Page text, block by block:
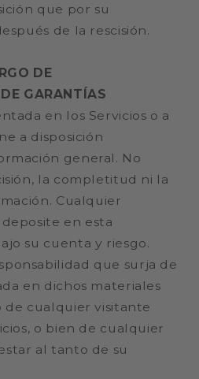
que por su
de la rescisión.
DE
GARANTÍAS
en los Servicios o a
a disposición
general. No
la completitud ni la
Cualquier
en esta
su cuenta y riesgo.
que surja de
en dichos materiales
cualquier visitante
o bien de cualquier
al tanto de su